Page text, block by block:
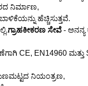
ನಿರ್ಮಾಣ,
ಹೆಚ್ಚಿಸುತ್ತವೆ.
ಗ್ರಾಹಕೀಕರಣ ಸೇವೆ - ಅನನ್ಯ
CE, EN14960 ಮತ್ತು
ನಿಯಂತ್ರಣ,